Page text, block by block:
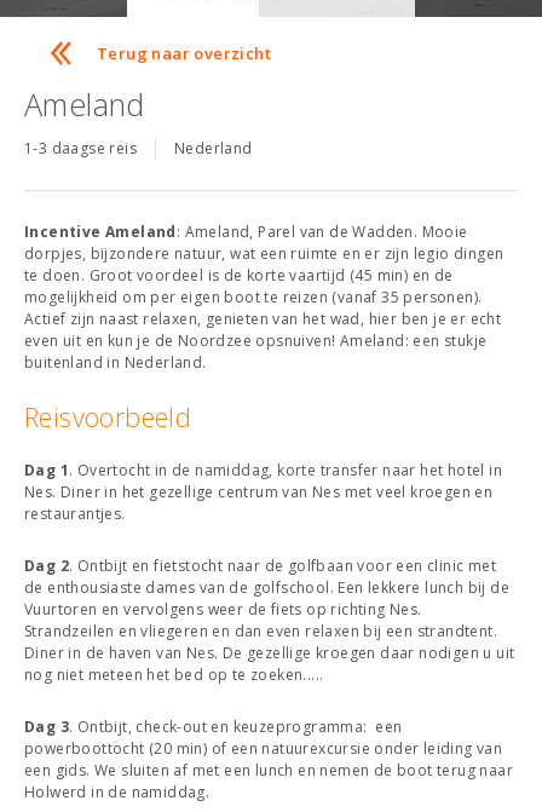
Terug naar overzicht
Ameland
1-3 daagse reis Nederland
Incentive Ameland: Ameland, Parel van de Wadden. Mooie
dorpjes, bijzondere natuur, wat een ruimte en er zijn legio dingen
te doen. Groot voordeel is de korte vaartijd (45 min) en de
mogelijkheid om per eigen boot te reizen (vanaf 35 personen).
Actief zijn naast relaxen, genieten van het wad, hier ben je er echt
even uit en kun je de Noordzee opsnuiven! Ameland: een stukje
buitenland in Nederland.
Reisvoorbeeld
Dag 1. Overtocht in de namiddag, korte transfer naar het hotel in
Nes. Diner in het gezellige centrum van Nes met veel kroegen en
restaurantjes.
Dag 2. Ontbijt en fietstocht naar de golfbaan voor een clinic met
de enthousiaste dames van de golfschool. Een lekkere lunch bij de
Vuurtoren en vervolgens weer de fiets op richting Nes.
Strandzeilen en vliegeren en dan even relaxen bij een strandtent.
Diner in de haven van Nes. De gezellige kroegen daar nodigen u uit
nog niet meteen het bed op te zoeken.....
Dag 3. Ontbijt, check-out en keuzeprogramma: een
powerboottocht (20 min) of een natuurexcursie onder leiding van
een gids. We sluiten af met een lunch en nemen de boot terug naar
Holwerd in de namiddag.